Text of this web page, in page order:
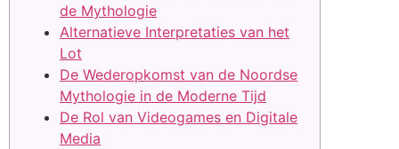
de Mythologie
Alternatieve Interpretaties van het
Lot
De Wederopkomst van de Noordse
Mythologie in de Moderne Tijd
De Rol van Videogames en Digitale
Media